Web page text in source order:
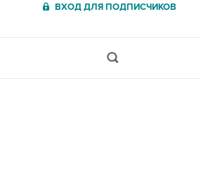
ВХОД ДЛЯ ПОДПИСЧИКОВ